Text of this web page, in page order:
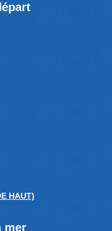
HAUT)
mer